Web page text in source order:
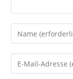
Gib
deinen
Namen
oder
Gib
deine